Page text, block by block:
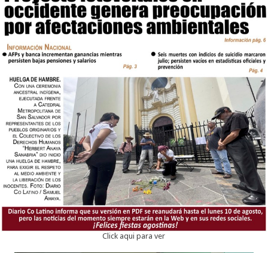
Click aqui para ver